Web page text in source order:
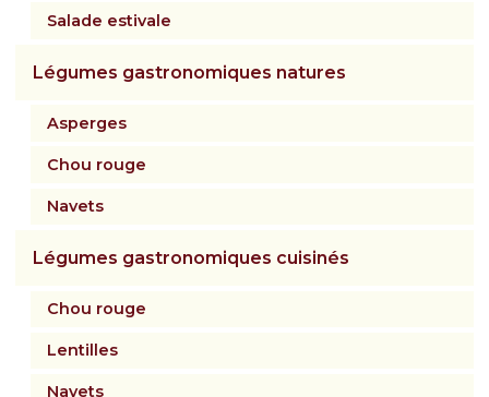
Salade estivale
Légumes gastronomiques natures
Asperges
Chou rouge
Navets
Légumes gastronomiques cuisinés
Chou rouge
Lentilles
Navets